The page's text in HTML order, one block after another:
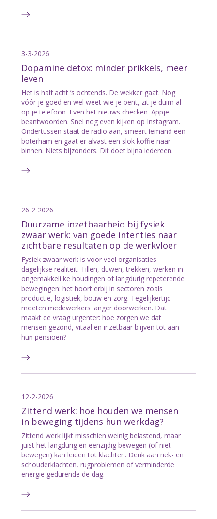
3-3-2026
Dopamine detox: minder prikkels, meer
leven
Het is half acht ’s ochtends. De wekker gaat. Nog
vóór je goed en wel weet wie je bent, zit je duim al
op je telefoon. Even het nieuws checken. Appje
beantwoorden. Snel nog even kijken op Instagram.
Ondertussen staat de radio aan, smeert iemand een
boterham en gaat er alvast een slok koffie naar
binnen. Niets bijzonders. Dit doet bijna iedereen.
26-2-2026
Duurzame inzetbaarheid bij fysiek
zwaar werk: van goede intenties naar
zichtbare resultaten op de werkvloer
Fysiek zwaar werk is voor veel organisaties
dagelijkse realiteit. Tillen, duwen, trekken, werken in
ongemakkelijke houdingen of langdurig repeterende
bewegingen: het hoort erbij in sectoren zoals
productie, logistiek, bouw en zorg. Tegelijkertijd
moeten medewerkers langer doorwerken. Dat
maakt de vraag urgenter: hoe zorgen we dat
mensen gezond, vitaal en inzetbaar blijven tot aan
hun pensioen?
12-2-2026
Zittend werk: hoe houden we mensen
in beweging tijdens hun werkdag?
Zittend werk lijkt misschien weinig belastend, maar
juist het langdurig en eenzijdig bewegen (of niet
bewegen) kan leiden tot klachten. Denk aan nek- en
schouderklachten, rugproblemen of verminderde
energie gedurende de dag.